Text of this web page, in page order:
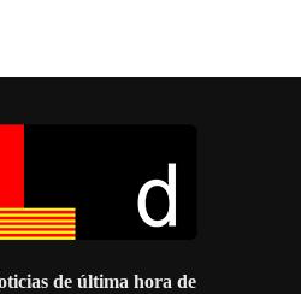
de última hora de